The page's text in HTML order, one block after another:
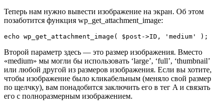
Теперь нам нужно вывести изображение на экран. Об этом
позаботится функция wp_get_attachment_image:
echo wp_get_attachment_image( $post->ID, 'medium' );
Второй параметр здесь — это размер изображения. Вместо
«medium» мы могли бы использовать ‘large’, ‘full’, ‘thumbnail’
или любой другой из размеров изображения. Если вы хотите,
чтобы изображение было кликабельным (меняло свой размер
по щелчку), вам понадобится заключить его в тег A и связать
его с полноразмерным изображением.